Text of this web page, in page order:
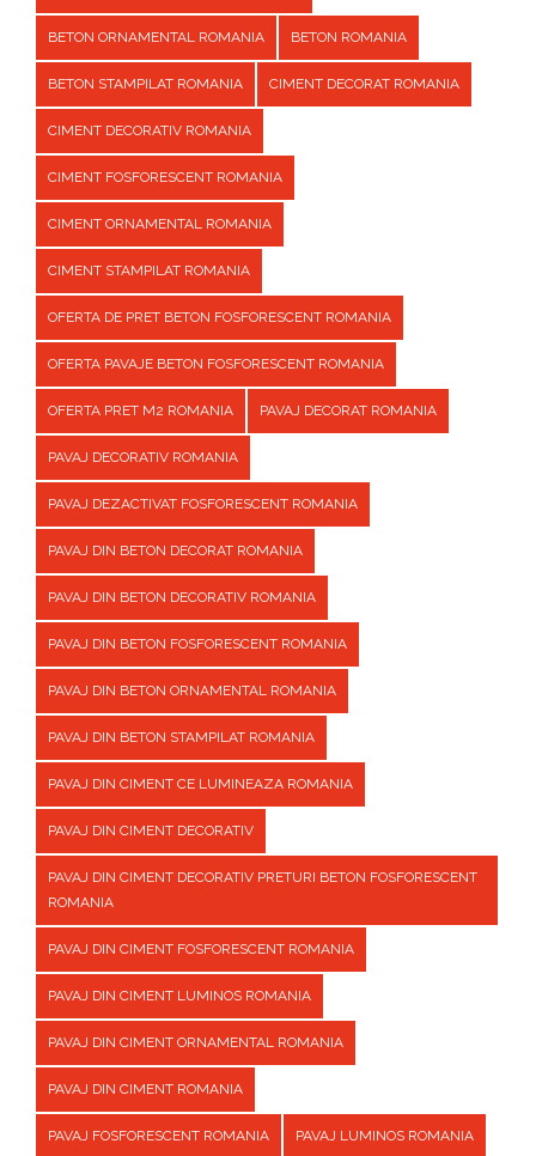
BETON ORNAMENTAL ROMANIA BETON ROMANIA
BETON STAMPILAT ROMANIA CIMENT DECORAT ROMANIA
CIMENT DECORATIV ROMANIA
CIMENT FOSFORESCENT ROMANIA
CIMENT ORNAMENTAL ROMANIA
CIMENT STAMPILAT ROMANIA
OFERTA DE PRET BETON FOSFORESCENT ROMANIA
OFERTA PAVAJE BETON FOSFORESCENT ROMANIA
OFERTA PRET M2 ROMANIA PAVAJ DECORAT ROMANIA
PAVAJ DECORATIV ROMANIA
PAVAJ DEZACTIVAT FOSFORESCENT ROMANIA
PAVAJ DIN BETON DECORAT ROMANIA
PAVAJ DIN BETON DECORATIV ROMANIA
PAVAJ DIN BETON FOSFORESCENT ROMANIA
PAVAJ DIN BETON ORNAMENTAL ROMANIA
PAVAJ DIN BETON STAMPILAT ROMANIA
PAVAJ DIN CIMENT CE LUMINEAZA ROMANIA
PAVAJ DIN CIMENT DECORATIV
PAVAJ DIN CIMENT DECORATIV PRETURI BETON FOSFORESCENT
ROMANIA
PAVAJ DIN CIMENT FOSFORESCENT ROMANIA
PAVAJ DIN CIMENT LUMINOS ROMANIA
PAVAJ DIN CIMENT ORNAMENTAL ROMANIA
PAVAJ DIN CIMENT ROMANIA
PAVAJ FOSFORESCENT ROMANIA PAVAJ LUMINOS ROMANIA